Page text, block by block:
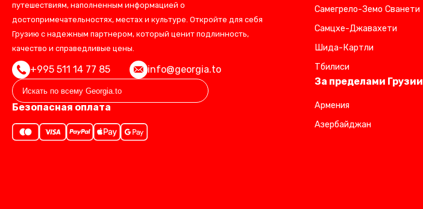
путешествиям, наполненным информацией о
достопримечательностях, местах и культуре. Откройте для себя
Грузию с надежным партнером, который ценит подлинность,
качество и справедливые цены.
+995 511 14 77 85 info@georgia.to
Безопасная оплата
Самегрело-Земо Сванети
Самцхе-Джавахети
Шида-Картли
Тбилиси
За пределами Грузии
Армения
Азербайджан